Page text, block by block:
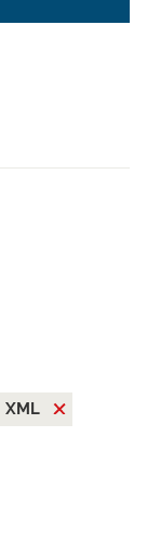
XML